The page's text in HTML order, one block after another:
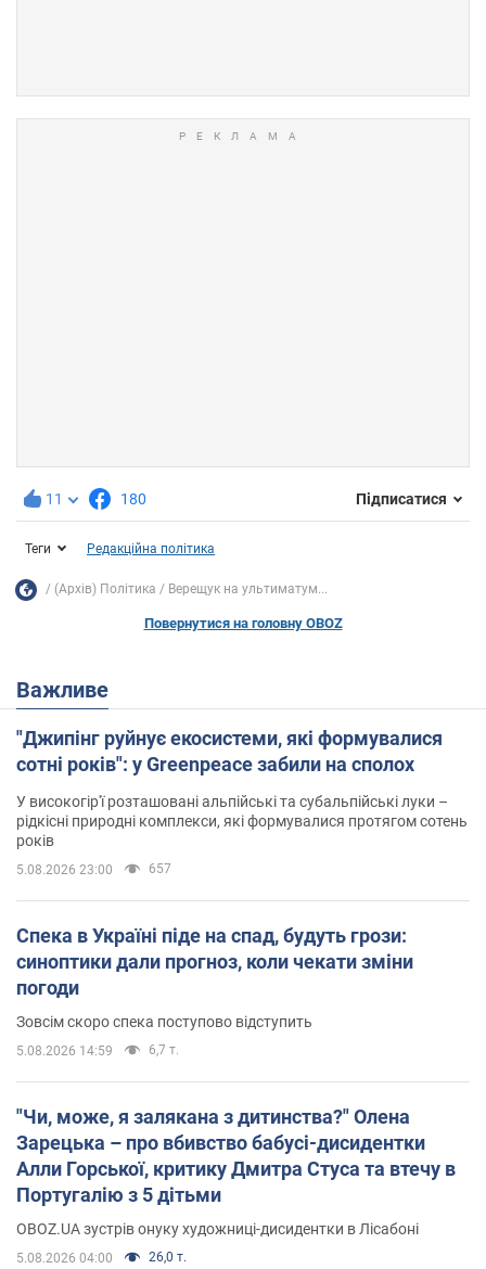
11 180 Підписатися
Теги Редакційна політика
(Архів) Політика Верещук на ультиматум...
Повернутися на головну OBOZ
Важливе
"Джипінг руйнує екосистеми, які формувалися
сотні років": у Greenpeace забили на сполох
У високогір'ї розташовані альпійські та субальпійські луки –
рідкісні природні комплекси, які формувалися протягом сотень
років
5.08.2026 23:00 657
Спека в Україні піде на спад, будуть грози:
синоптики дали прогноз, коли чекати зміни
погоди
Зовсім скоро спека поступово відступить
5.08.2026 14:59 6,7 т.
"Чи, може, я залякана з дитинства?" Олена
Зарецька – про вбивство бабусі-дисидентки
Алли Горської, критику Дмитра Стуса та втечу в
Португалію з 5 дітьми
OBOZ.UA зустрів онуку художниці-дисидентки в Лісабоні
5.08.2026 04:00 26,0 т.